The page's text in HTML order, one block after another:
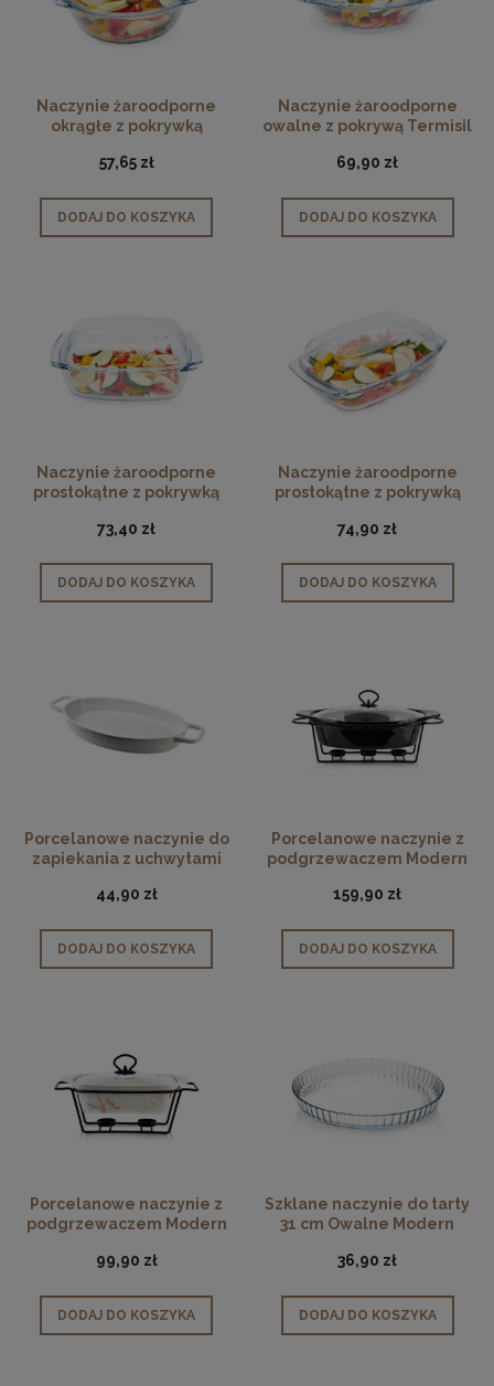
Naczynie żaroodporne
okrągłe z pokrywką
57,65 zł
DODAJ DO KOSZYKA
Naczynie żaroodporne
owalne z pokrywą Termisil
69,90 zł
DODAJ DO KOSZYKA
Naczynie żaroodporne
prostokątne z pokrywką
73,40 zł
DODAJ DO KOSZYKA
Naczynie żaroodporne
prostokątne z pokrywką
74,90 zł
DODAJ DO KOSZYKA
Porcelanowe naczynie do
zapiekania z uchwytami
44,90 zł
DODAJ DO KOSZYKA
Porcelanowe naczynie z
podgrzewaczem Modern
159,90 zł
DODAJ DO KOSZYKA
Porcelanowe naczynie z
podgrzewaczem Modern
99,90 zł
DODAJ DO KOSZYKA
Szklane naczynie do tarty
31 cm Owalne Modern
36,90 zł
DODAJ DO KOSZYKA